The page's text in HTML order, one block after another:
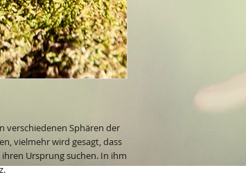
verschiedenen Sphären der
vielmehr wird gesagt, dass
Ursprung suchen. In ihm